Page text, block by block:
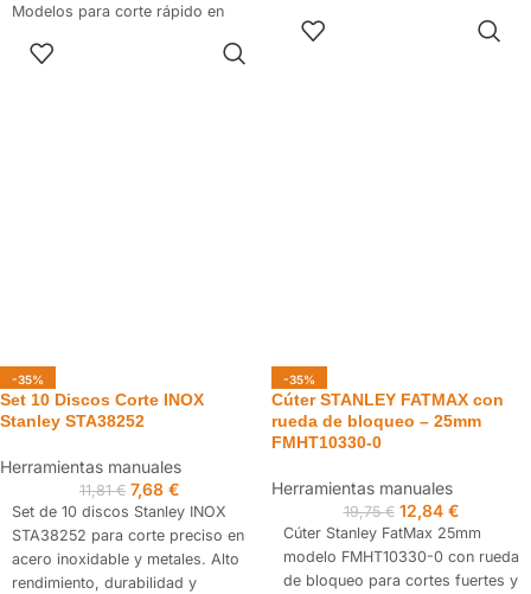
Modelos para corte rápido en
dependiendo el modelo. Alta
-35%
Set 10 Discos Corte INOX
Stanley STA38252
Herramientas manuales
11,81€ 7,68 €
Set de 10 discos Stanley INOX
STA38252 para corte preciso en
acero inoxidable y metales. Alto
rendimiento, durabilidad y
-35%
Cúter STANLEY FATMAX con
rueda de bloqueo – 25mm
FMHT10330-0
Herramientas manuales
19,75€ 12,84 €
Cúter Stanley FatMax 25mm
modelo FMHT10330-0 con rueda
de bloqueo para cortes fuertes y